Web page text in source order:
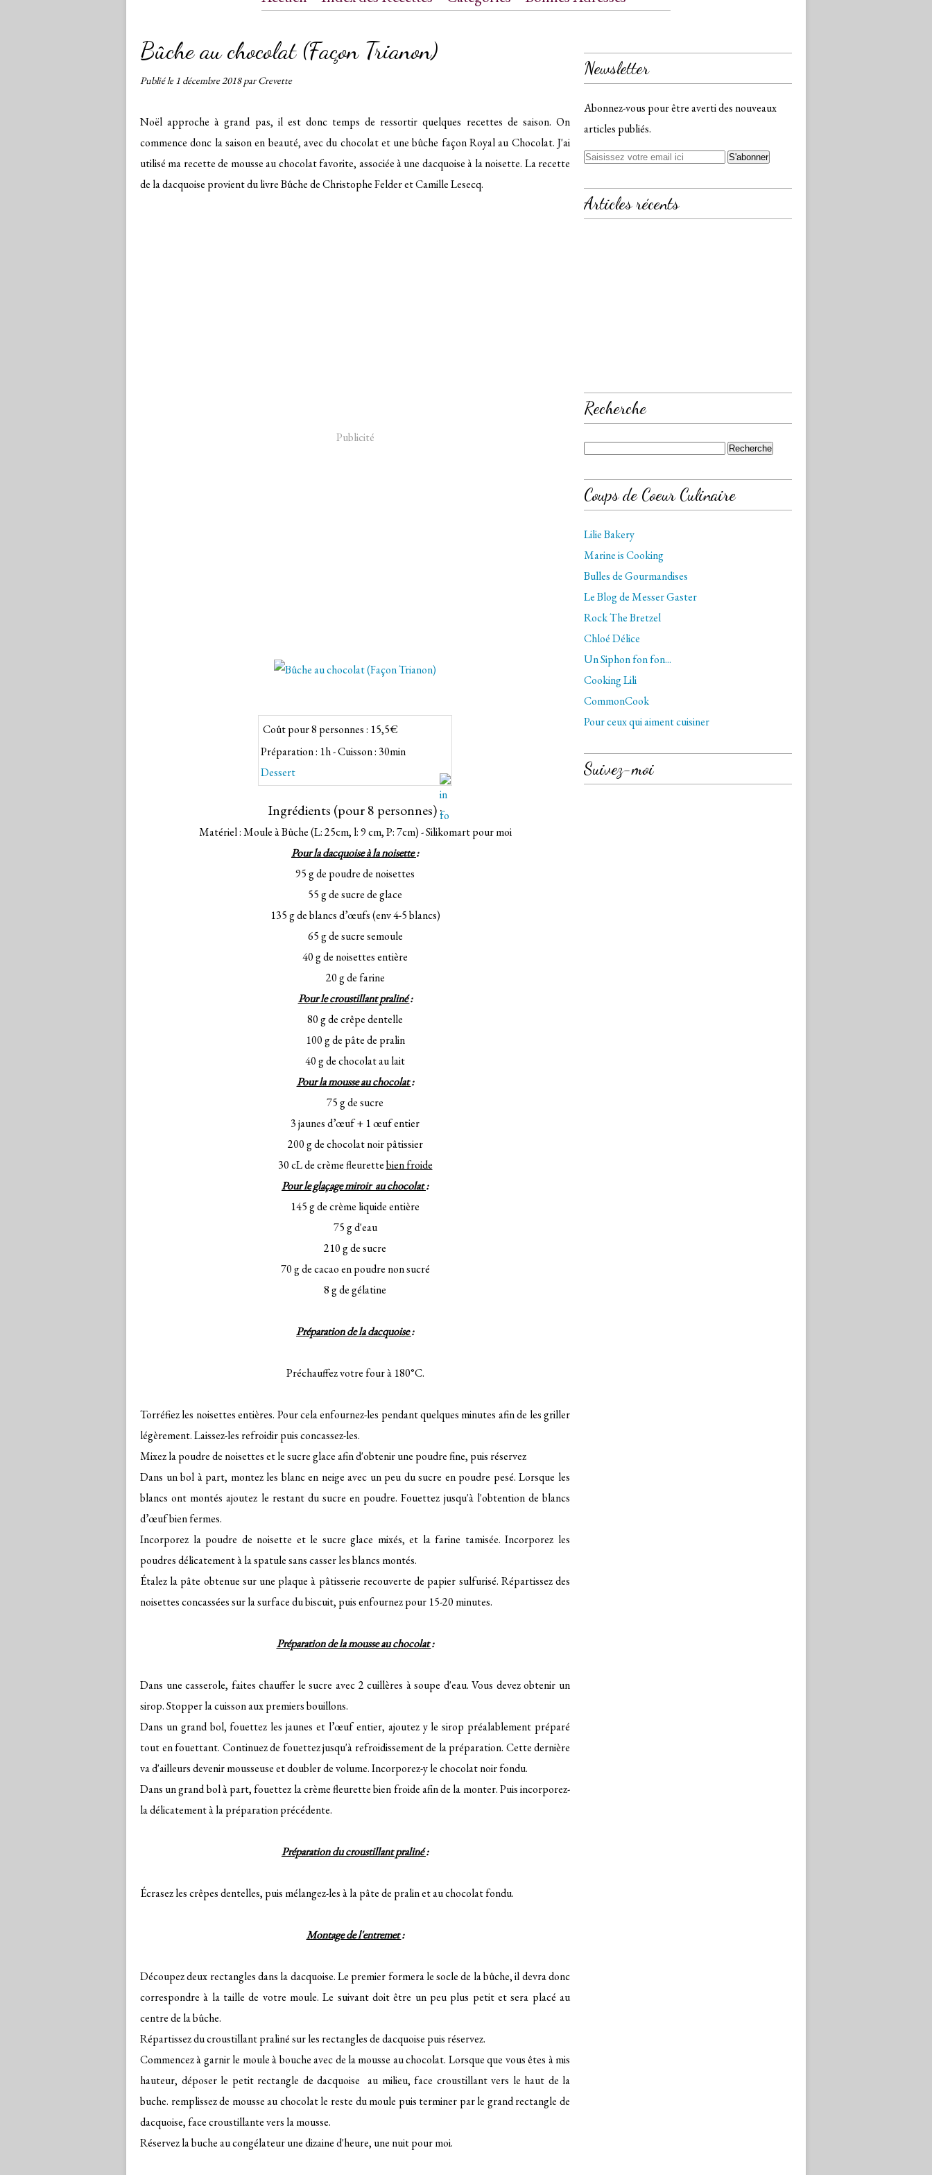
Bûche au chocolat (Façon Trianon)
Publié le1 décembre 2018par Crevette
Noël approche à grand pas, il est donc temps de ressortir quelques recettes de saison. On
commence donc la saison en beauté, avec du chocolat et une bûche façon Royal au Chocolat. J'ai
utilisé ma recette de mousse au chocolat favorite, associée à une dacquoise à la noisette. La recette
de la dacquoise provient du livre Bûche de Christophe Felder et Camille Lesecq.
Publicité
Coût pour 8 personnes : 15,5€
Préparation : 1h - Cuisson : 30min
Dessert
Ingrédients (pour 8 personnes) :
Matériel : Moule à Bûche (L: 25cm, l: 9 cm, P: 7cm) - Silikomart pour moi
Pour la dacquoise à la noisette:
95 g de poudre de noisettes
55 g de sucre de glace
135 g de blancs d’œufs (env 4-5 blancs)
65 g de sucre semoule
40 g de noisettes entière
20 g de farine
Pour le croustillant praliné:
80 g de crêpe dentelle
100 g de pâte de pralin
40 g de chocolat au lait
Pour la mousse au chocolat:
75 g de sucre
3 jaunes d’œuf + 1 œuf entier
200 g de chocolat noir pâtissier
30 cL de crème fleurettebien froide
Pour le glaçage miroir au chocolat:
145 g de crème liquide entière
75 g d'eau
210 g de sucre
70 g de cacao en poudre non sucré
8 g de gélatine
Préparation de la dacquoise:
Préchauffez votre four à 180°C.
Torréfiez les noisettes entières. Pour cela enfournez-les pendant quelques minutes afin de les griller
légèrement. Laissez-les refroidir puis concassez-les.
Mixez la poudre de noisettes et le sucre glace afin d'obtenir une poudre fine, puis réservez
Dans un bol à part, montez les blanc en neige avec un peu du sucre en poudre pesé. Lorsque les
blancs ont montés ajoutez le restant du sucre en poudre. Fouettez jusqu'à l'obtention de blancs
d’œuf bien fermes.
Incorporez la poudre de noisette et le sucre glace mixés, et la farine tamisée. Incorporez les
poudres délicatement à la spatule sans casser les blancs montés.
Étalez la pâte obtenue sur une plaque à pâtisserie recouverte de papier sulfurisé. Répartissez des
noisettes concassées sur la surface du biscuit, puis enfournez pour 15-20 minutes.
Préparation de la mousse au chocolat:
Dans une casserole, faites chauffer le sucre avec 2 cuillères à soupe d'eau. Vous devez obtenir un
sirop. Stopper la cuisson aux premiers bouillons.
Dans un grand bol, fouettez les jaunes et l’œuf entier, ajoutez y le sirop préalablement préparé
tout en fouettant. Continuez de fouettez jusqu'à refroidissement de la préparation. Cette dernière
va d'ailleurs devenir mousseuse et doubler de volume. Incorporez-y le chocolat noir fondu.
Dans un grand bol à part, fouettez la crème fleurette bien froide afin de la monter. Puis incorporez-
la délicatement à la préparation précédente.
Préparation du croustillant praliné:
Écrasez les crêpes dentelles, puis mélangez-les à la pâte de pralin et au chocolat fondu.
Montage de l'entremet:
Découpez deux rectangles dans la dacquoise. Le premier formera le socle de la bûche, il devra donc
correspondre à la taille de votre moule. Le suivant doit être un peu plus petit et sera placé au
centre de la bûche.
Répartissez du croustillant praliné sur les rectangles de dacquoise puis réservez.
Commencez à garnir le moule à bouche avec de la mousse au chocolat. Lorsque que vous êtes à mis
hauteur, déposer le petit rectangle de dacquoise au milieu, face croustillant vers le haut de la
buche. remplissez de mousse au chocolat le reste du moule puis terminer par le grand rectangle de
dacquoise, face croustillante vers la mousse.
Réservez la buche au congélateur une dizaine d'heure, une nuit pour moi.
Newsletter
Abonnez-vous pour être averti des nouveaux
articles publiés.
Articles récents
Recherche
Coups de Coeur Culinaire
Lilie Bakery
Marine is Cooking
Bulles de Gourmandises
Le Blog de Messer Gaster
Rock The Bretzel
Chloé Délice
Un Siphon fon fon...
Cooking Lili
CommonCook
Pour ceux qui aiment cuisiner
Suivez-moi